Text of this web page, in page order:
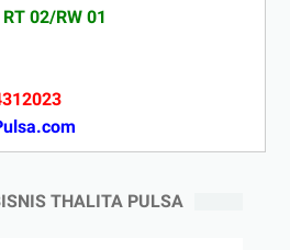
02/RW 01
THALITA PULSA